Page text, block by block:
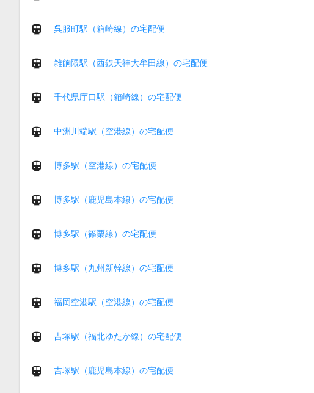
呉服町駅（箱崎線）の宅配便
雑餉隈駅（西鉄天神大牟田線）の宅配便
千代県庁口駅（箱崎線）の宅配便
中洲川端駅（空港線）の宅配便
博多駅（空港線）の宅配便
博多駅（鹿児島本線）の宅配便
博多駅（篠栗線）の宅配便
博多駅（九州新幹線）の宅配便
福岡空港駅（空港線）の宅配便
吉塚駅（福北ゆたか線）の宅配便
吉塚駅（鹿児島本線）の宅配便